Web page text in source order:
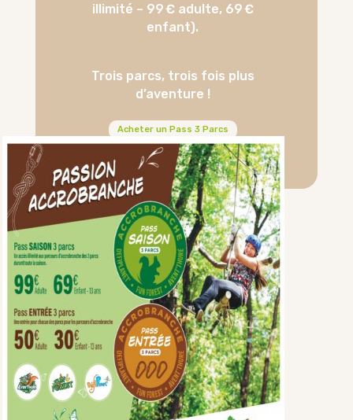
illimité – 99 € adulte, 69 €
enfant).
Trois parcs, trois fois plus
d’aventure !
Acheter un Pass 3 Parcs